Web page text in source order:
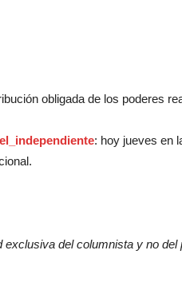
obligada de los poderes
: hoy jueves en
del columnista y no del